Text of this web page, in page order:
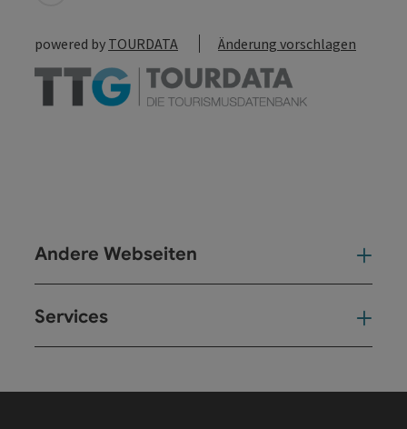
powered by TOURDATA Änderung vorschlagen
Andere Webseiten
Services